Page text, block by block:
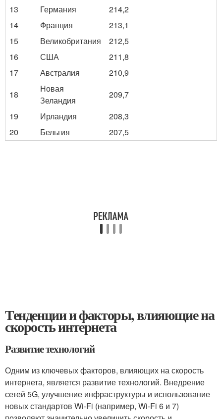
13
Германия
214,2
14
Франция
213,1
15
Великобритания
212,5
16
США
211,8
17
Австралия
210,9
18
Новая
Зеландия
209,7
19
Ирландия
208,3
20
Бельгия 207,5
Тенденции и факторы, влияющие на
скорость интернета
Развитие технологий
Одним из ключевых факторов, влияющих на скорость
интернета, является развитие технологий. Внедрение
сетей 5G, улучшение инфраструктуры и использование
новых стандартов Wi-Fi (например, Wi-Fi 6 и 7)